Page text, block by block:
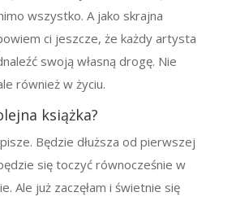
wszystko. A jako skrajna
ci jeszcze, że każdy artysta
swoją własną drogę. Nie
również w życiu.
książka?
Będzie dłuższa od pierwszej
się toczyć równocześnie w
Ale już zaczęłam i świetnie się